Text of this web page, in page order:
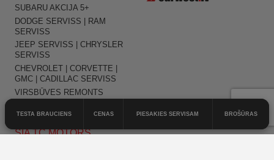
TESTA BRAUCIENS CENAS PIESAKIES SERVISAM BROŠŪRAS
SUBARU AKCIJA 5+
DODGE SERVISS | RAM
SERVISS
JEEP SERVISS | CHRYSLER
SERVISS
CHEVROLET | CORVETTE |
GMC | CADILLAC SERVISS
VIRSBŪVES REMONTS
SIA TC MOTORS